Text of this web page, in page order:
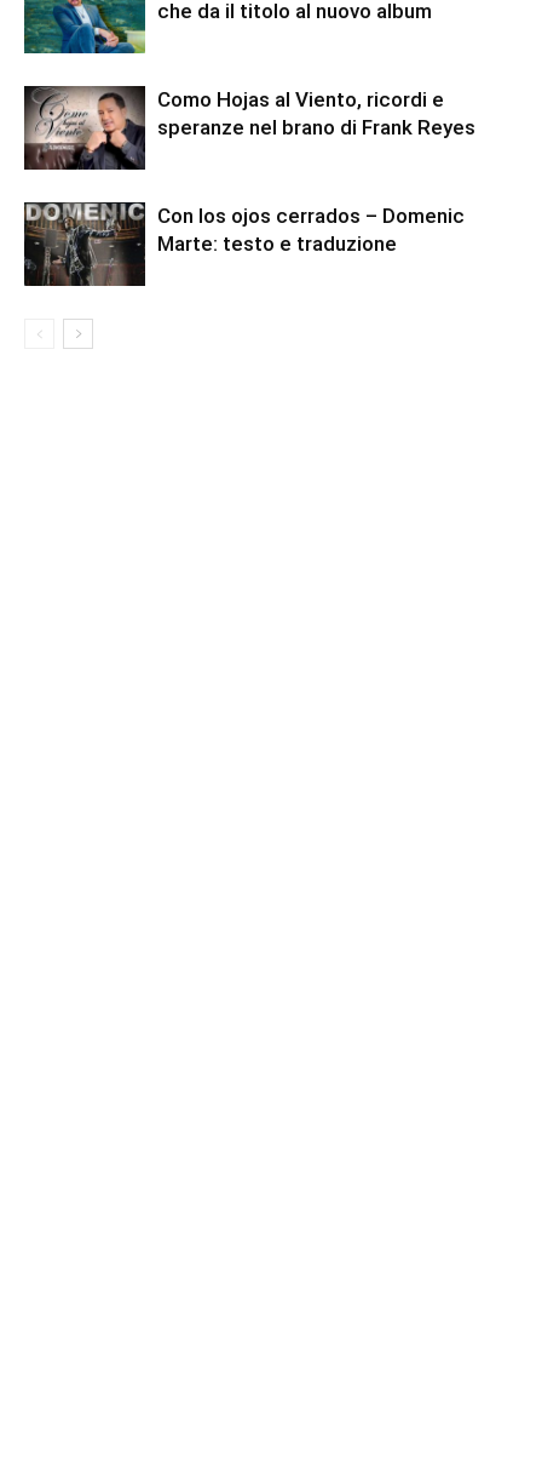
che da il titolo al nuovo album
Como Hojas al Viento, ricordi e
speranze nel brano di Frank Reyes
Con los ojos cerrados – Domenic
Marte: testo e traduzione